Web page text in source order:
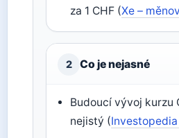
za 1 CHF (Xe –
2 Co je nejasné
Budoucí vývoj kurzu
nejistý (